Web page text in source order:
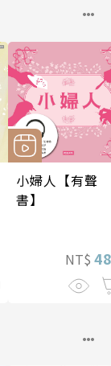
小婦人【有聲
書】
NT$